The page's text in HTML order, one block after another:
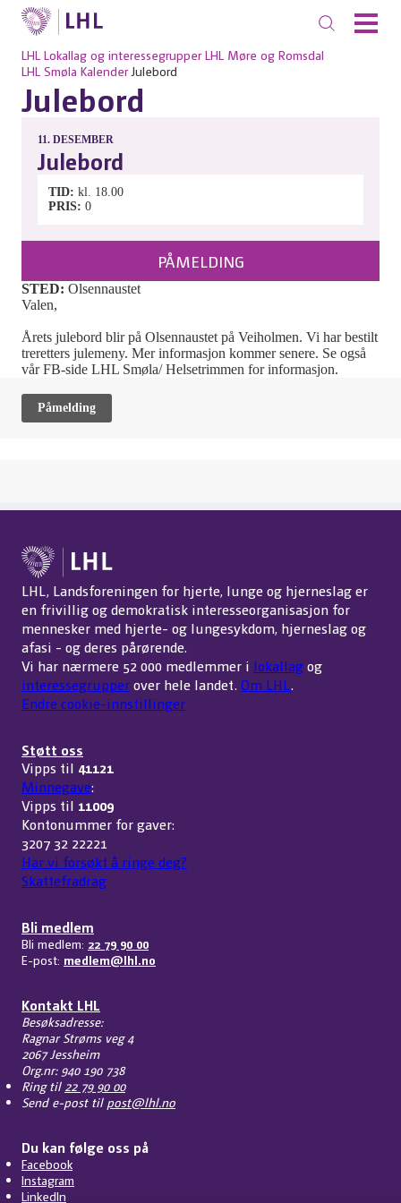
LHL Lokallag og interessegrupper LHL Møre og Romsdal
LHL Smøla Kalender Julebord
Julebord
11. DESEMBER
Julebord
TID kl. 18.00
PRIS 0
PÅMELDING
STED: Olsennaustet
Valen,
Årets julebord blir på Olsennaustet på Veiholmen. Vi har bestilt
treretters julemeny. Mer informasjon kommer senere. Se også
vår FB-side LHL Smøla/ Helsetrimmen for informasjon.
Påmelding
LHL, Landsforeningen for hjerte, lunge og hjerneslag er
en frivillig og demokratisk interesseorganisasjon for
mennesker med hjerte- og lungesykdom, hjerneslag og
afasi - og deres pårørende.
Vi har nærmere 52 000 medlemmer i lokallagog
interessegrupperover hele landet. Om LHL.
Endre cookie-innstillinger
Støtt oss
Vipps til 41121
Minnegave:
Vipps til 11009
Kontonummer for gaver:
3207 32 22221
Har vi forsøkt å ringe deg?
Skattefradrag
Bli medlem
Bli medlem: 22 79 90 00
E-post: medlem@lhl.no
Kontakt LHL
Besøksadresse:
Ragnar Strøms veg 4
2067 Jessheim
Org.nr: 940 190 738
Ring til 22 79 90 00
Send e-post til post@lhl.no
Du kan følge oss på
Facebook
Instagram
LinkedIn